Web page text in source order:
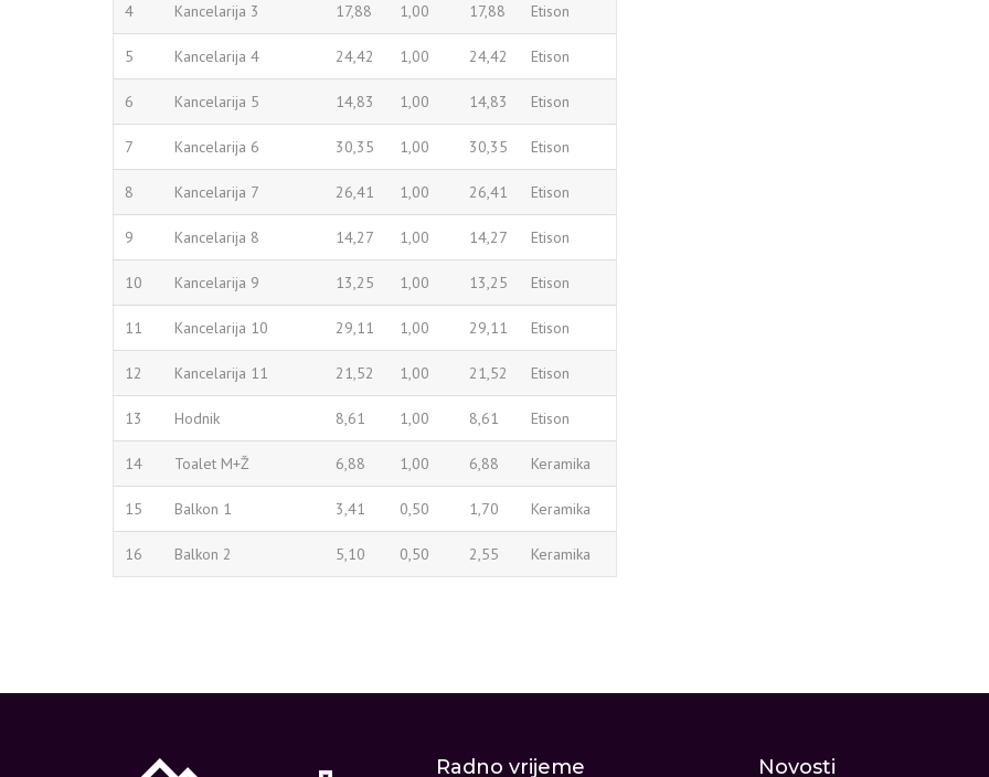
4 Kancelarija 3 17,88 1,00 17,88 Etison
5 Kancelarija 4 24,42 1,00 24,42 Etison
6 Kancelarija 5 14,83 1,00 14,83 Etison
7 Kancelarija 6 30,35 1,00 30,35 Etison
8 Kancelarija 7 26,41 1,00 26,41 Etison
9 Kancelarija 8 14,27 1,00 14,27 Etison
10 Kancelarija 9 13,25 1,00 13,25 Etison
11 Kancelarija 10 29,11 1,00 29,11 Etison
12 Kancelarija 11 21,52 1,00 21,52 Etison
13 Hodnik 8,61 1,00 8,61 Etison
14 Toalet M+Ž 6,88 1,00 6,88 Keramika
15 Balkon 1 3,41 0,50 1,70 Keramika
16 Balkon 2 5,10 0,50 2,55 Keramika
Radno vrijeme Novosti